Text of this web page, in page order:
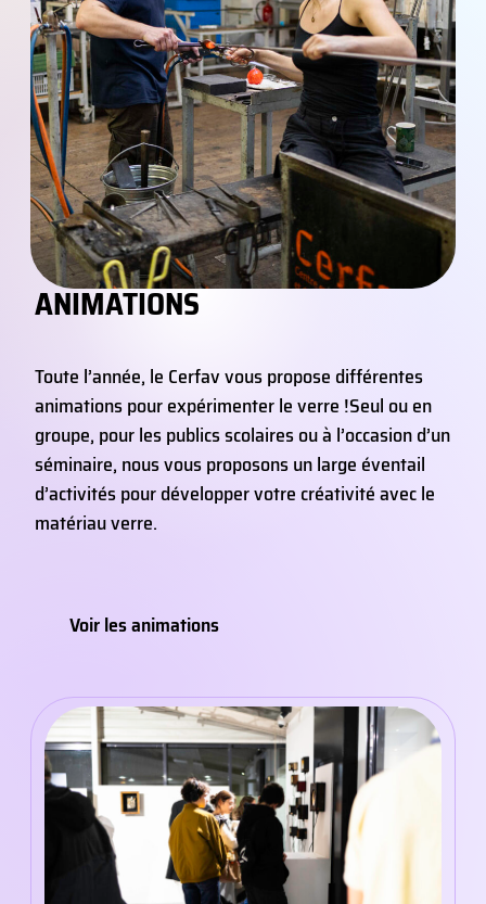
ANIMATIONS
Toute l’année, le Cerfav vous propose différentes
animations pour expérimenter le verre !Seul ou en
groupe, pour les publics scolaires ou à l’occasion d’un
séminaire, nous vous proposons un large éventail
d’activités pour développer votre créativité avec le
matériau verre.
Voir les animations